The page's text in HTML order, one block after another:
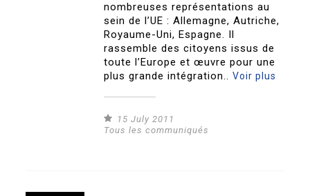
nombreuses représentations au
sein de l’UE : Allemagne, Autriche,
Royaume-Uni, Espagne. Il
rassemble des citoyens issus de
toute l’Europe et œuvre pour une
plus grande intégration..Voir plus
15 July 2011
Tous les communiqués